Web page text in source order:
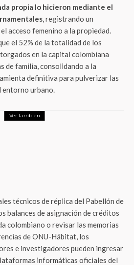
propia lo hicieron mediante el
, registrando un
acceso femenino a la propiedad.
el 52% de la totalidad de los
en la capital colombiana
de familia, consolidando a la
definitiva para pulverizar las
entorno urbano.
Ver también
técnicos de réplica del Pabellón de
balances de asignación de créditos
colombiano o revisar las memorias
de ONU-Hábitat, los
e investigadores pueden ingresar
informáticas oficiales del